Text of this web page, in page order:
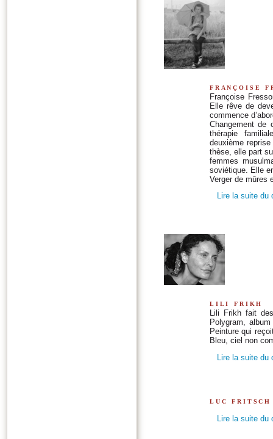
françoise
Françoise
Elle rêve de
commence
Changement de
thérapie
deuxième
thèse, elle part
femmes
soviétique. Elle
Verger de mûres
Lire la suite du
lili frikh
Lili Frikh fait
Polygram,
Peinture qui
Bleu, ciel non
Lire la suite du
luc fritsch
Lire la suite du